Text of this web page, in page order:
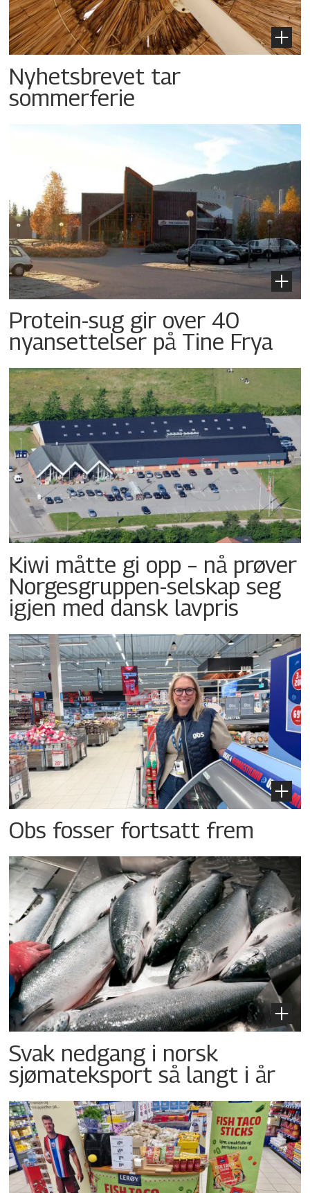
Nyhetsbrevet tar
sommerferie
Protein-sug gir over 40
nyansettelser på Tine Frya
Kiwi måtte gi opp – nå prøver
Norgesgruppen-selskap seg
igjen med dansk lavpris
Obs fosser fortsatt frem
Svak nedgang i norsk
sjømateksport så langt i år